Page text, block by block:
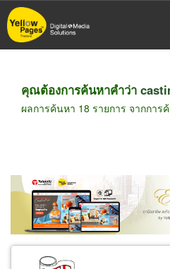
ข้าม
ไป
คุณต้องการค้นหาคำว่า
ผลการค้นหา 18 รายการ จากการ
ขายส่ง ขายปลีก ผู้
ผู้ส่งออก/นำเข้า
ธุรกิจบริ